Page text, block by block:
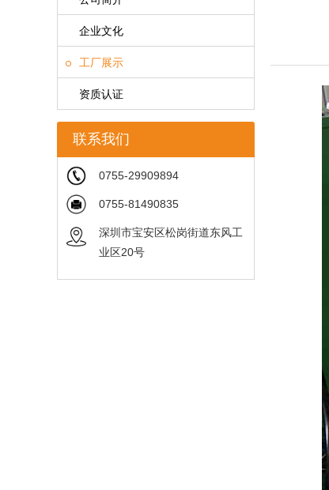
企业文化
工厂展示
资质认证
联系我们
0755-29909894
0755-81490835
深圳市宝安区松岗街道东风工
业区20号